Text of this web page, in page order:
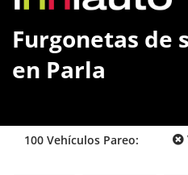
Furgonetas de
en Parla
100 Vehículos Pareo: